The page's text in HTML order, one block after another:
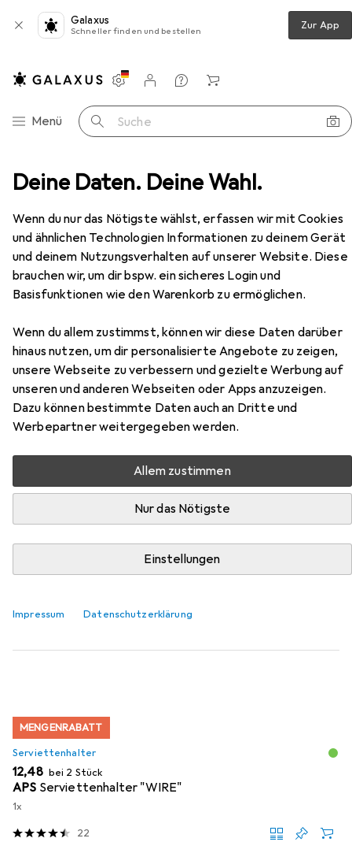
Deine Daten. Deine Wahl.
Wenn du nur das Nötigste wählst, erfassen wir mit Cookies
und ähnlichen Technologien Informationen zu deinem Gerät
und deinem Nutzungsverhalten auf unserer Website. Diese
brauchen wir, um dir bspw. ein sicheres Login und
Basisfunktionen wie den Warenkorb zu ermöglichen.
Wenn du allem zustimmst, können wir diese Daten darüber
hinaus nutzen, um dir personalisierte Angebote zu zeigen,
unsere Webseite zu verbessern und gezielte Werbung auf
unseren und anderen Webseiten oder Apps anzuzeigen.
Dazu können bestimmte Daten auch an Dritte und
Werbepartner weitergegeben werden.
Allem zustimmen
Nur das Nötigste
Einstellungen
Impressum Datenschutzerklärung
Galaxus
Schneller finden und bestellen Zur App
Navigation nach Kategorien
Menü Suche
Einstellungen
Kundenkonto
Vergleichslisten
Merklisten
Warenkorb
Bar Tischaccessoires Servietten Folat Dino
EUR
6,24 bei 2 Stück
Folat Dino
16 Stk., 25 x 25 cm
Zubehör für Folat Dino
Hier findest du passendes Zubehör zum Produkt Folat
Dino aus der Kategorie Serviettenhalter.
UmbraSquire
MENGENRABATT
Serviettenhalter
EUR
12,48 bei 2 Stück
APS Serviettenhalter "WIRE"
1x
22